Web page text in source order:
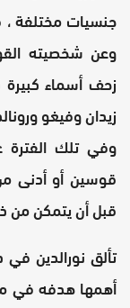
جنسيات مختلفة
وعن شخصيته
زحف أسماء كبيرة
زيدان وفيغو
وفي تلك
قبل أن يتمكن من
تألق نورالدين
أهمها هدفه في